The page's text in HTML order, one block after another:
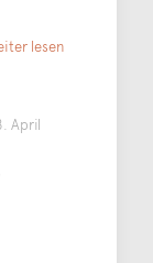
lesen
April